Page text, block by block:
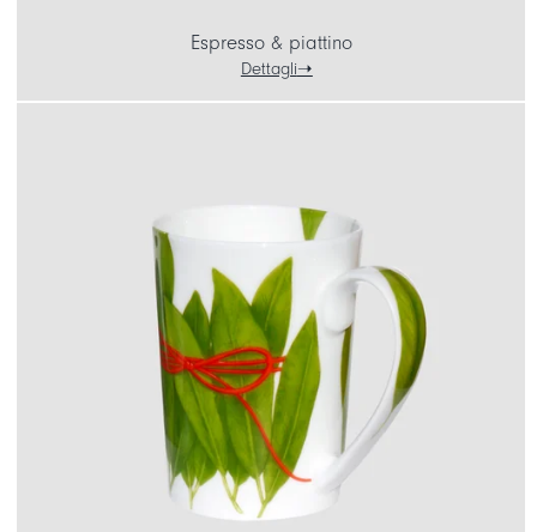
Espresso & piattino
Dettagli